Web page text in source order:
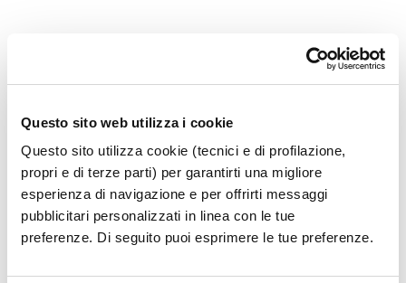
Questo sito web utilizza i cookie
Questo sito utilizza cookie (tecnici e di profilazione,
propri e di terze parti) per garantirti una migliore
esperienza di navigazione e per offrirti messaggi
pubblicitari personalizzati in linea con le tue
preferenze. Di seguito puoi esprimere le tue preferenze.